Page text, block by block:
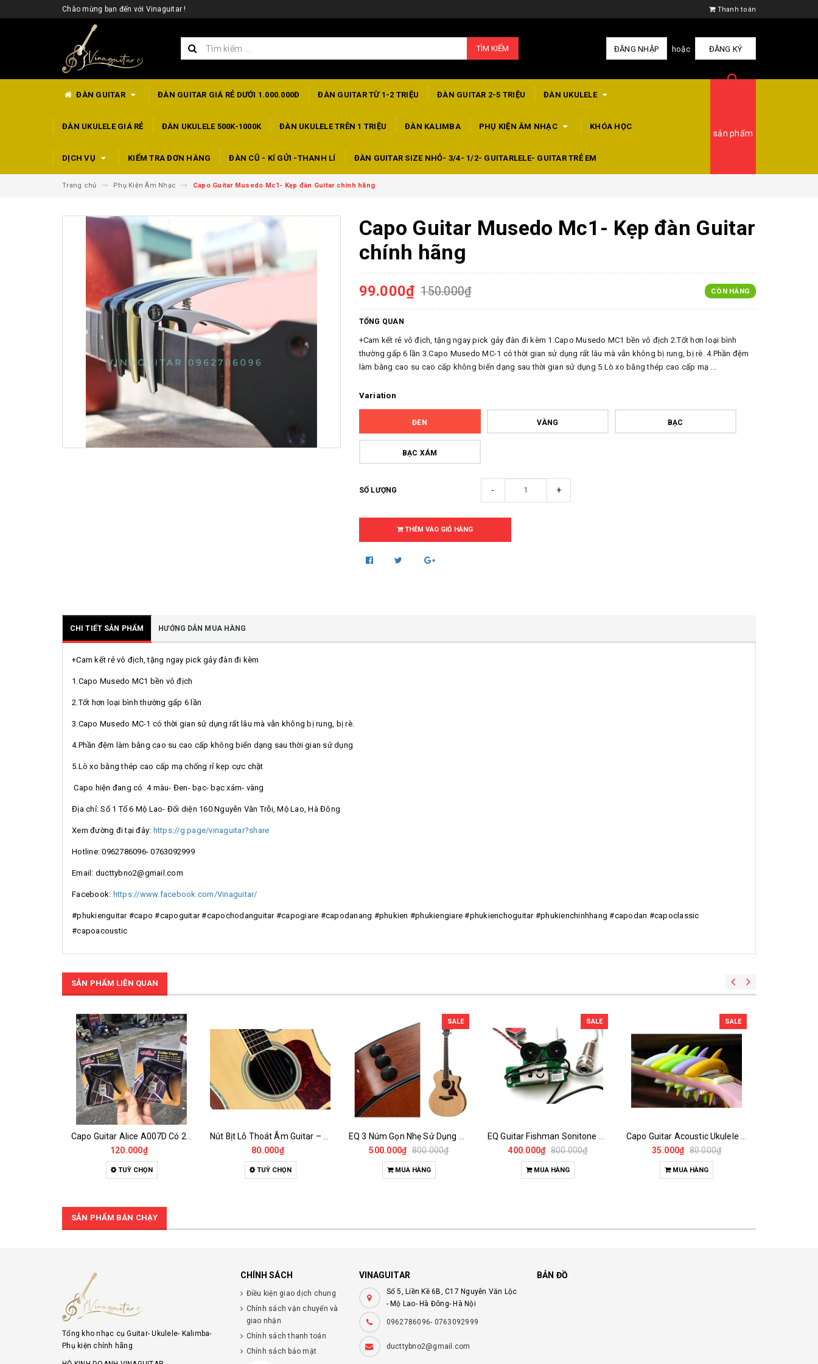
Chào mừng bạn đến với Vinaguitar ! Thanh toán
TÌM KIẾM ĐĂNG NHẬP hoặc ĐĂNG KÝ
ĐÀN GUITAR ĐÀN GUITAR GIÁ RẺ DƯỚI 1.000.000Đ ĐÀN GUITAR TỪ 1-2 TRIỆU ĐÀN GUITAR 2-5 TRIỆU ĐÀN UKULELE
ĐÀN UKULELE GIÁ RẺ ĐÀN UKULELE 500K-1000K ĐÀN UKULELE TRÊN 1 TRIỆU ĐÀN KALIMBA PHỤ KIỆN ÂM NHẠC KHÓA HỌC
DỊCH VỤ KIỂM TRA ĐƠN HÀNG ĐÀN CŨ - KÍ GỬI -THANH LÍ ĐÀN GUITAR SIZE NHỎ- 3/4- 1/2- GUITARLELE- GUITAR TRẺ EM
sản phẩm
Trang chủ Phụ Kiện Âm Nhạc Capo Guitar Musedo Mc1- Kẹp đàn Guitar chính hãng
Capo Guitar Musedo Mc1- Kẹp đàn Guitar
chính hãng
99.000₫ 150.000₫ CÒN HÀNG
TỔNG QUAN
+Cam kết rẻ vô địch, tặng ngay pick gảy đàn đi kèm 1.Capo Musedo MC1 bền vô địch 2.Tốt hơn loại bình
thường gấp 6 lần 3.Capo Musedo MC-1 có thời gian sử dụng rất lâu mà vẫn không bị rung, bị rè. 4.Phần đệm
làm bằng cao su cao cấp không biến dạng sau thời gian sử dụng 5.Lò xo bằng thép cao cấp mạ ...
Variation
ĐEN VÀNG BẠC
BẠC XÁM
SỐ LƯỢNG - +
THÊM VÀO GIỎ HÀNG
CHI TIẾT SẢN PHẨM HƯỚNG DẪN MUA HÀNG
+Cam kết rẻ vô địch, tặng ngay pick gảy đàn đi kèm
1.Capo Musedo MC1 bền vô địch
2.Tốt hơn loại bình thường gấp 6 lần
3.Capo Musedo MC-1 có thời gian sử dụng rất lâu mà vẫn không bị rung, bị rè.
4.Phần đệm làm bằng cao su cao cấp không biến dạng sau thời gian sử dụng
5.Lò xo bằng thép cao cấp mạ chống rỉ kẹp cực chặt
Capo hiện đang có 4 màu- Đen- bạc- bạc xám- vàng
Địa chỉ: Số 1 Tổ 6 Mộ Lao- Đối diện 160 Nguyễn Văn Trỗi, Mộ Lao, Hà Đông
Xem đường đi tại đây: https://g.page/vinaguitar?share
Hotline: 0962786096- 0763092999
Email: ducttybno2@gmail.com
Facebook: https://www.facebook.com/Vinaguitar/
#phukienguitar #capo #capoguitar #capochodanguitar #capogiare #capodanang #phukien #phukiengiare #phukienchoguitar #phukienchinhhang #capodan #capoclassic
#capoacoustic
SẢN PHẨM LIÊN QUAN
120.000₫
TUỲ CHỌN
80.000₫
TUỲ CHỌN
SALE
500.000₫ 800.000₫
MUA HÀNG
SALE
400.000₫ 800.000₫
MUA HÀNG
SALE
35.000₫ 80.000₫
MUA HÀNG
SẢN PHẨM BÁN CHẠY
Tổng kho nhạc cụ Guitar- Ukulele- Kalimba-
Phụ kiện chính hãng
CHÍNH SÁCH
Điều kiện giao dịch chung
Chính sách vận chuyển và
giao nhận
Chính sách thanh toán
Chính sách bảo mật
VINAGUITAR
Số 5, Liền Kề 6B, C17 Nguyễn Văn Lộc
- Mộ Lao- Hà Đông- Hà Nội
0962786096- 0763092999
ducttybno2@gmail.com
BẢN ĐỒ